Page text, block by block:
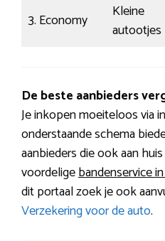
3. Economy
Kleine
autootjes
De beste aanbieders
Je inkopen moeiteloos via
onderstaande schema
aanbieders die ook aan
voordeligebandenservice
dit portaal zoek je ook
Verzekering voor de auto.